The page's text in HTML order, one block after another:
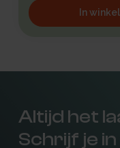
In
Altijd het
Schrijf je